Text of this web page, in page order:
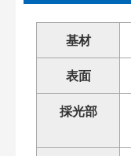
基材
表面
採光部